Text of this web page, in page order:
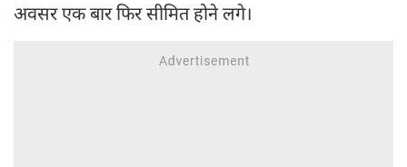
अवसर एक बार फिर सीमित होने लगे।